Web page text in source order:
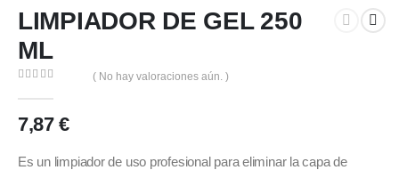
LIMPIADOR DE GEL 250
ML
( No hay valoraciones aún. )
7,87 €
Es un limpiador de uso profesional para eliminar la capa de